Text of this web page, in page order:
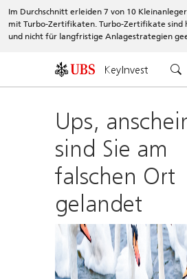
Im Durchschnitt erleiden 7 von 10
mit Turbo-Zertifikaten. Turbo-Zertifikate sind
und nicht für langfristige Anlagestrategien
KeyInvest
Ups,
sind Sie am
falschen Ort
gelandet